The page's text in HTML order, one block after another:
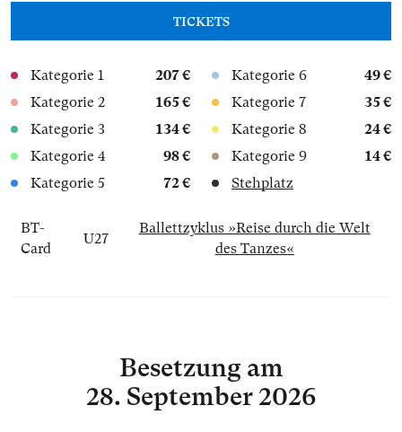
TICKETS
Kategorie 1
207 €
Kategorie 2
165 €
Kategorie 3
134 €
Kategorie 4
98 €
Kategorie 5
72 €
Kategorie 6
49 €
Kategorie 7
35 €
Kategorie 8
24 €
Kategorie 9
14 €
Stehplatz
BT-
Card
U27
Ballettzyklus »Reise durch die Welt
des Tanzes«
Besetzung am
28. September 2026